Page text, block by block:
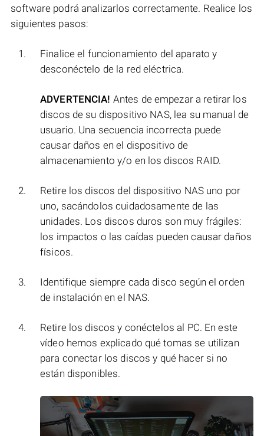
software podrá analizarlos correctamente. Realice los
siguientes pasos:
Finalice el funcionamiento del aparato y
desconéctelo de la red eléctrica.
ADVERTENCIA! Antes de empezar a retirar los
discos de su dispositivo NAS, lea su manual de
usuario. Una secuencia incorrecta puede
causar daños en el dispositivo de
almacenamiento y/o en los discos RAID.
Retire los discos del dispositivo NAS uno por
uno, sacándolos cuidadosamente de las
unidades. Los discos duros son muy frágiles:
los impactos o las caídas pueden causar daños
físicos.
Identifique siempre cada disco según el orden
de instalación en el NAS.
Retire los discos y conéctelos al PC. En este
vídeo hemos explicado qué tomas se utilizan
para conectar los discos y qué hacer si no
están disponibles.